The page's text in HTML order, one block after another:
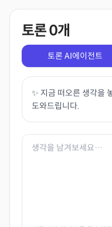
토론0개
토론 AI에이전트
✨ 지금 떠오른 생각을
도와드립니다.